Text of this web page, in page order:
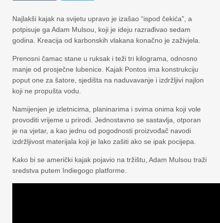
Najlakši kajak na svijetu upravo je izašao “ispod čekića”, a
potpisuje ga Adam Mulsou, koji je ideju razrađivao sedam
godina. Kreacija od karbonskih vlakana konačno je zaživjela.
Prenosni čamac stane u ruksak i teži tri kilograma, odnosno
manje od prosječne lubenice. Kajak Pontos ima konstrukciju
poput one za šatore, sjedišta na naduvavanje i izdržljivi najlon
koji ne propušta vodu.
Namijenjen je izletnicima, planinarima i svima onima koji vole
provoditi vrijeme u prirodi. Jednostavno se sastavlja, otporan
je na vjetar, a kao jednu od pogodnosti proizvođač navodi
izdržljivost materijala koji je lako zašiti ako se ipak pocijepa.
Kako bi se američki kajak pojavio na tržištu, Adam Mulsou traži
sredstva putem Indiegogo platforme.